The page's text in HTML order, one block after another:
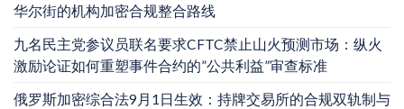
华尔街的机构加密合规整合路线
九名民主党参议员联名要求CFTC禁止山火预测市场：纵火
激励论证如何重塑事件合约的”公共利益”审查标准
俄罗斯加密综合法9月1日生效：持牌交易所的合规双轨制与